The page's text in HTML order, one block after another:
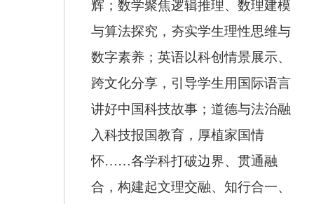
辉；数学聚焦逻辑推理、数理建模
与算法探究，夯实学生理性思维与
数字素养；英语以科创情景展示、
跨文化分享，引导学生用国际语言
讲好中国科技故事；道德与法治融
入科技报国教育，厚植家国情
怀……各学科打破边界、贯通融
合，构建起文理交融、知行合一、